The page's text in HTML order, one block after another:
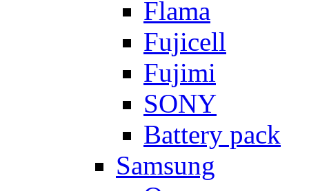
Flama
Fujicell
Fujimi
SONY
Battery pack
Samsung